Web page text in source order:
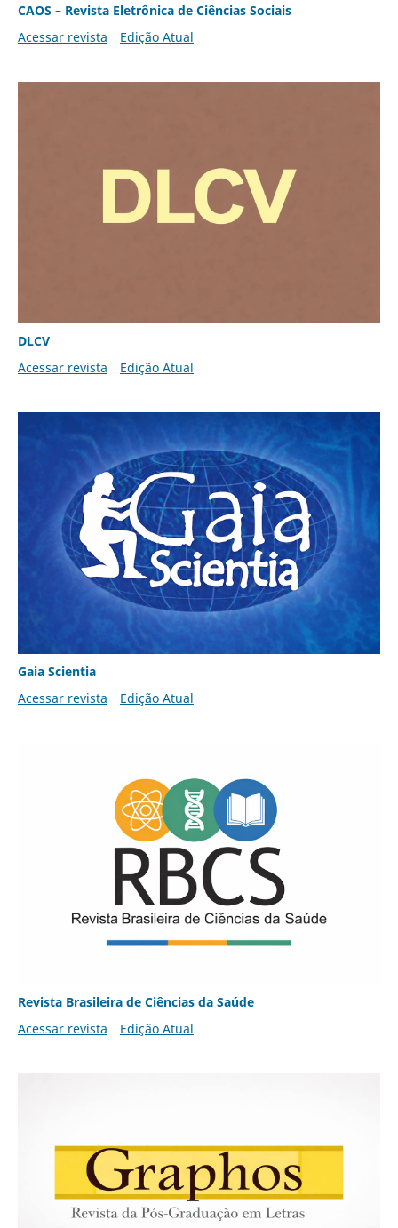
CAOS – Revista Eletrônica de Ciências Sociais
Acessar revista
Edição Atual
DLCV
Acessar revista
Edição Atual
Gaia Scientia
Acessar revista
Edição Atual
Revista Brasileira de Ciências da Saúde
Acessar revista
Edição Atual